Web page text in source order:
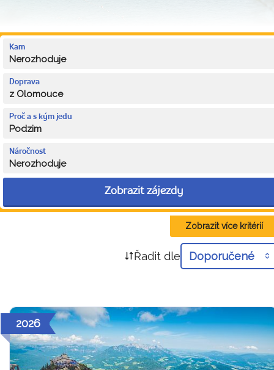
Kam
Nerozhoduje
Doprava
z Olomouce
Proč a s kým jedu
Podzim
Náročnost
Nerozhoduje
Zobrazit zájezdy
Zobrazit více kritérií
Řadit dle Doporučené
2026